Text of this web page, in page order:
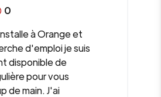
0
à Orange et
d'emploi je suis
disponible de
pour vous
de main. J'ai